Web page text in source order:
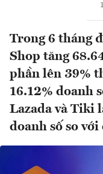
Trong 6 tháng
Shop tăng
phần lên 39%
16.12% doanh
Lazada và Tiki
doanh số so